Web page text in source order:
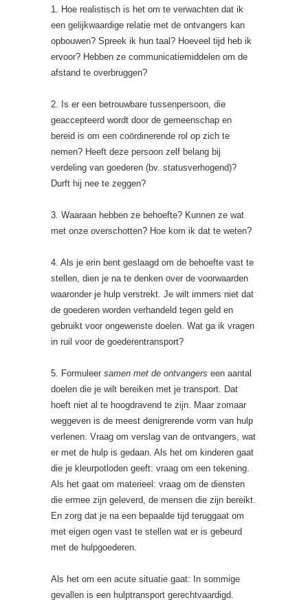
1. Hoe realistisch is het om te verwachten dat ik
een gelijkwaardige relatie met de ontvangers kan
opbouwen? Spreek ik hun taal? Hoeveel tijd heb ik
ervoor? Hebben ze communicatiemiddelen om de
afstand te overbruggen?
2. Is er een betrouwbare tussenpersoon, die
geaccepteerd wordt door de gemeenschap en
bereid is om een coördinerende rol op zich te
nemen? Heeft deze persoon zelf belang bij
verdeling van goederen (bv. statusverhogend)?
Durft hij nee te zeggen?
3. Waaraan hebben ze behoefte? Kunnen ze wat
met onze overschotten? Hoe kom ik dat te weten?
4. Als je erin bent geslaagd om de behoefte vast te
stellen, dien je na te denken over de voorwaarden
waaronder je hulp verstrekt. Je wilt immers niet dat
de goederen worden verhandeld tegen geld en
gebruikt voor ongewenste doelen. Wat ga ik vragen
in ruil voor de goederentransport?
5. Formuleer samen met de ontvangers een aantal
doelen die je wilt bereiken met je transport. Dat
hoeft niet al te hoogdravend te zijn. Maar zomaar
weggeven is de meest denigrerende vorm van hulp
verlenen. Vraag om verslag van de ontvangers, wat
er met de hulp is gedaan. Als het om kinderen gaat
die je kleurpotloden geeft: vraag om een tekening.
Als het gaat om materieel: vraag om de diensten
die ermee zijn geleverd, de mensen die zijn bereikt.
En zorg dat je na een bepaalde tijd teruggaat om
met eigen ogen vast te stellen wat er is gebeurd
met de hulpgoederen.
Als het om een acute situatie gaat: In sommige
gevallen is een hulptransport gerechtvaardigd.